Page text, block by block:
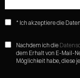
* Ich akzeptiere die
Nachdem ich die
dem Erhalt von E-Mail-
Möglichkeit habe, diese